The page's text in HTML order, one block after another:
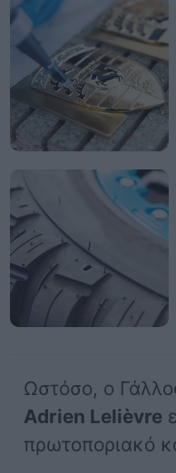
Ωστόσο, ο
Adrien Lelièvre
πρωτοποριακό